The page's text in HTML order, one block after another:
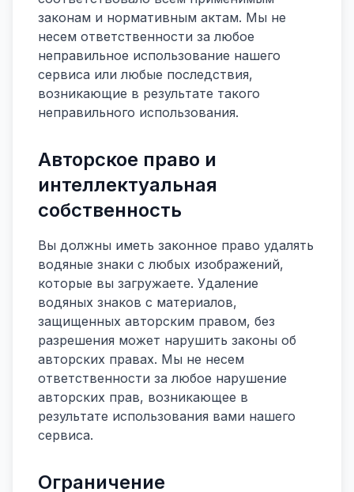
законам и нормативным актам. Мы не
несем ответственности за любое
неправильное использование нашего
сервиса или любые последствия,
возникающие в результате такого
неправильного использования.
Авторское право и
интеллектуальная
собственность
Вы должны иметь законное право удалять
водяные знаки с любых изображений,
которые вы загружаете. Удаление
водяных знаков с материалов,
защищенных авторским правом, без
разрешения может нарушить законы об
авторских правах. Мы не несем
ответственности за любое нарушение
авторских прав, возникающее в
результате использования вами нашего
сервиса.
Ограничение